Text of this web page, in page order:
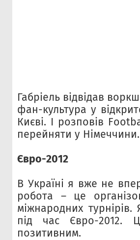
Габріель відвідав
фан-культура у
Києві. І розповів
перейняти у Німеччини.
Євро-2012
В Україні я вже не
робота – це
міжнародних
під час Євро-2012.
позитивним.